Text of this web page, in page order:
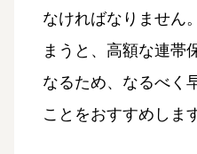
なければなりません
まうと、高額な連帯
なるため、なるべく
ことをおすすめしま